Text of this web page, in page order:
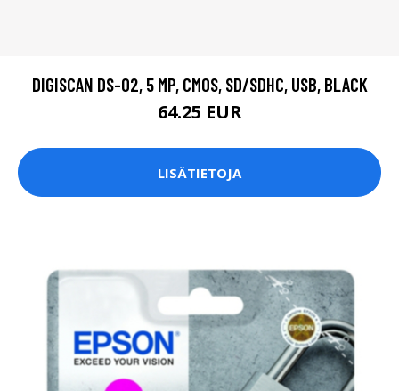
DIGISCAN DS-02, 5 MP, CMOS, SD/SDHC, USB, BLACK
64.25 EUR
LISÄTIETOJA